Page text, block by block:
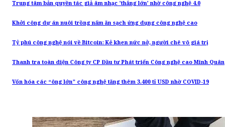
Trung tâm bản quyền tác giả âm nhạc 'thắng lớn' nhờ công nghệ 4.0
Khởi công dự án nuôi trồng nấm ăn sạch ứng dụng công nghệ cao
Tỷ phú công nghệ nói về Bitcoin: Kẻ khen nức nở, người chê vô giá trị
Thanh tra toàn diện Công ty CP Đầu tư Phát triển Công nghệ cao Minh Quân
Vốn hóa các “ông lớn” công nghệ tăng thêm 3.400 tỉ USD nhờ COVID-19